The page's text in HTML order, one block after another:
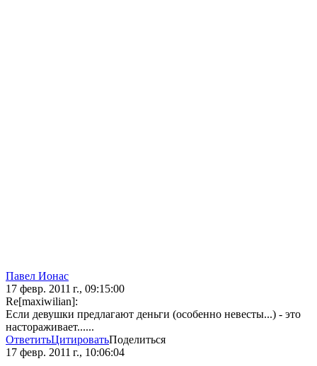
Павел Ионас
17 февр. 2011 г., 09:15:00
Re[maxiwilian]:
Если девушки предлагают деньги (особенно невесты...) - это
настораживает......
ОтветитьЦитироватьПоделиться
17 февр. 2011 г., 10:06:04